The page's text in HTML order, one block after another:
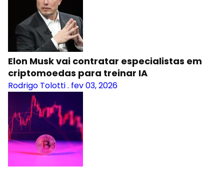
Elon Musk vai contratar especialistas em
criptomoedas para treinar IA
Rodrigo Tolotti. fev 03, 2026